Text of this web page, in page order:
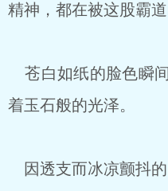
精神，都在被这股霸
苍白如纸的脸色瞬
着玉石般的光泽。
因透支而冰凉颤抖的